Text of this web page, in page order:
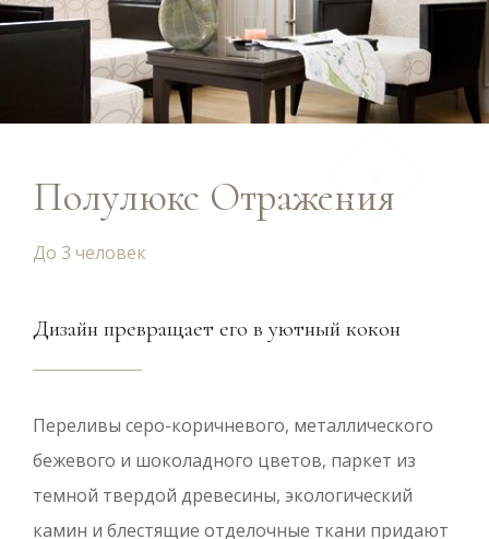
Полулюкс Отражения
До 3 человек
Дизайн превращает его в уютный кокон
Переливы серо-коричневого, металлического
бежевого и шоколадного цветов, паркет из
темной твердой древесины, экологический
камин и блестящие отделочные ткани придают